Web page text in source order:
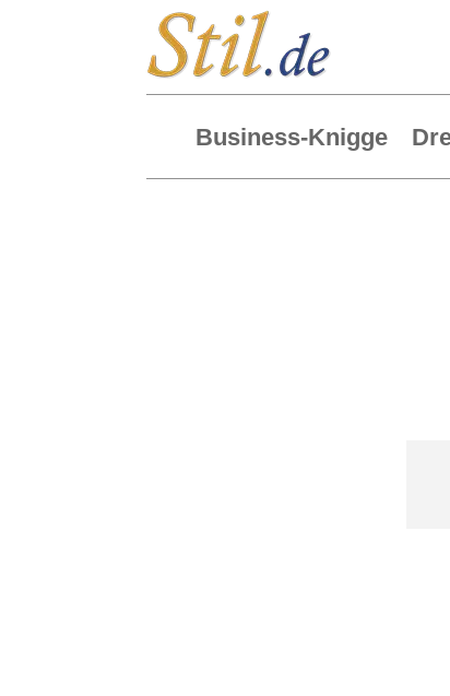
Business-Knigge